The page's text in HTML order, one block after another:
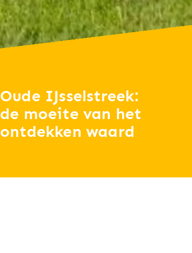
Oude IJsselstreek:
de moeite van het
ontdekken waard